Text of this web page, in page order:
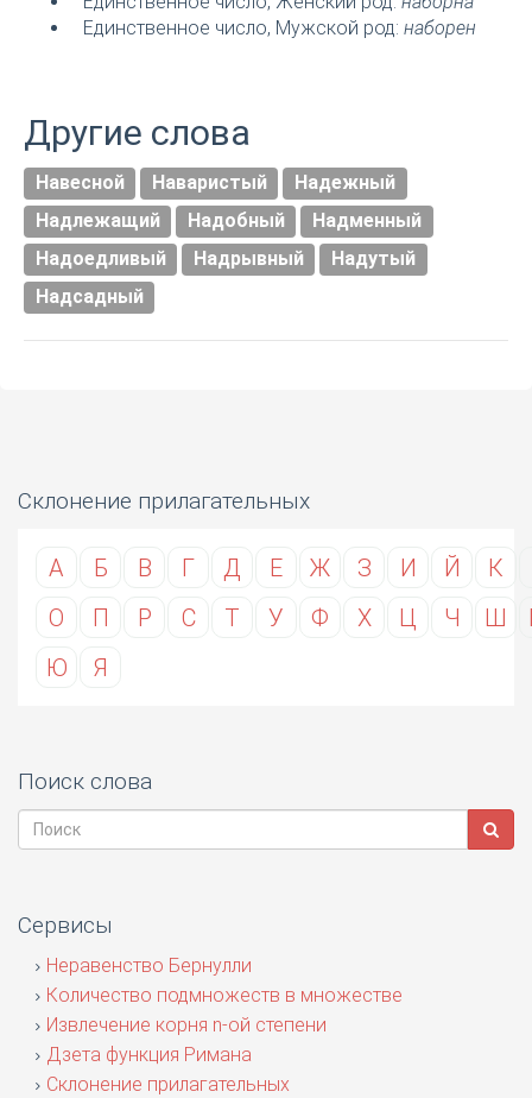
Единственное число, Мужской род: наборен
Другие слова
Навесной Наваристый
Надежный
Надлежащий
Надобный
Надменный
Надоедливый
Надрывный
Надутый
Надсадный
Склонение прилагательных
А Б В Г Д Е Ж З И Й К
О
П Р С Т У Ф Х Ц Ч Ш
Ю
Я
Поиск слова
Сервисы
Неравенство Бернулли
Количество подмножеств в множестве
Извлечение корня n-ой степени
Дзета функция Римана
Склонение прилагательных